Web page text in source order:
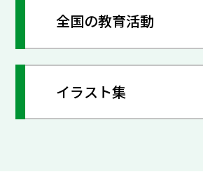
全国の教育活動
イラスト集